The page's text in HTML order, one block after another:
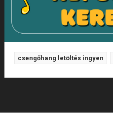
csengőhang letöltés ingyen